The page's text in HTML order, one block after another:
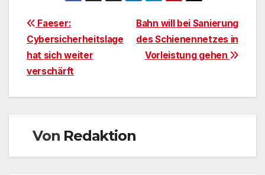
Beitragsnavigation
Bahn will bei Sanierung
des Schienennetzes in
Vorleistung gehen
Faeser:
Cybersicherheitslage
hat sich weiter
verschärft
Von Redaktion